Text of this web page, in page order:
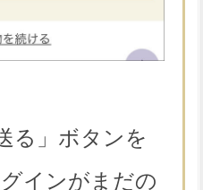
る」ボタンを
インがまだの